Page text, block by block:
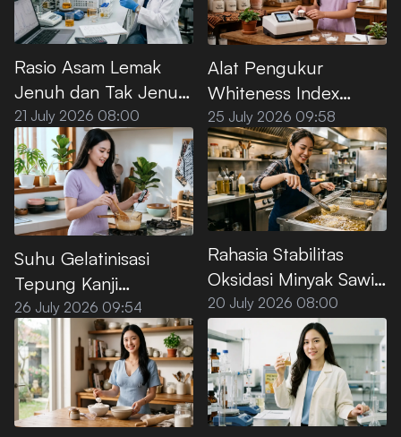
Rasio Asam Lemak
Jenuh dan Tak Jenuh
pada Minyak Sawit
Premium
21 July 2026 08:00
Alat Pengukur
Whiteness Index
Tepung Kanji Premium
25 July 2026 09:58
Suhu Gelatinisasi
Tepung Kanji
Premium, Ini Titik
Optimalnya
26 July 2026 09:54
Rahasia Stabilitas
Oksidasi Minyak Sawit
Premium untuk Deep
Frying
20 July 2026 08:00